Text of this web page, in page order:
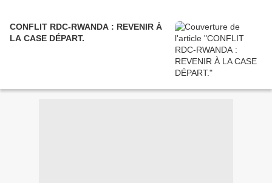
CONFLIT RDC-RWANDA : REVENIR À
LA CASE DÉPART.